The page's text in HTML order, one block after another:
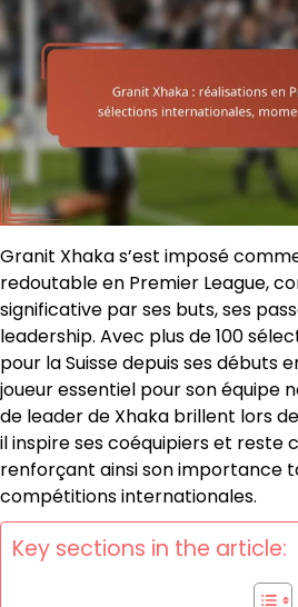
Granit Xhaka s’est imposé
redoutable en Premier League,
significative par ses buts, ses
leadership. Avec plus de 100
pour la Suisse depuis ses débuts
joueur essentiel pour son équipe
de leader de Xhaka brillent lors
il inspire ses coéquipiers et reste
renforçant ainsi son importance
compétitions internationales.
Key sections in the article: